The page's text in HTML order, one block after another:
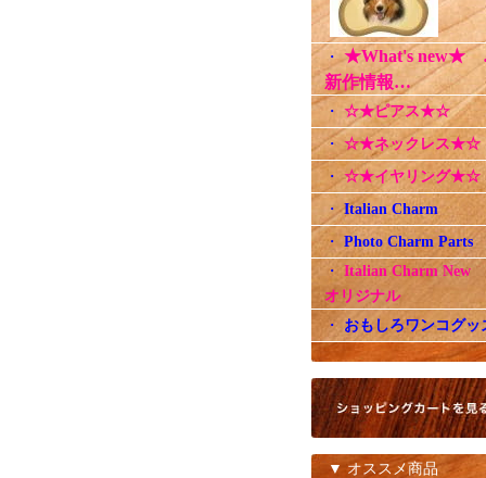
・★What's new★
新作情報…
・ ☆★ピアス★☆
・ ☆★ネックレス★☆
・☆★イヤリング★☆
・Italian Charm
・Photo Charm Parts
・ Italian Charm
オリジナル
・ おもしろワンコグッ
▼ オススメ商品